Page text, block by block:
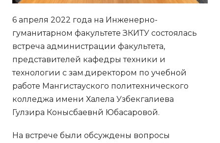
6 апреля 2022 года на Инженерно-
гуманитарном факультете ЗКИТУ состоялась
встреча администрации факультета,
представителей кафедры техники и
технологии с зам.директором по учебной
работе Мангистауского политехнического
колледжа имени Халела Узбекгалиева
Гулзира Конысбаевнй Юбасаровой.
На встрече были обсуждены вопросы